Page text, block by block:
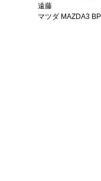
遠藤
マツダ MAZDA3